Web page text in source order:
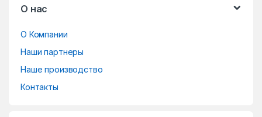
О нас
О Компании
Наши партнеры
Наше производство
Контакты